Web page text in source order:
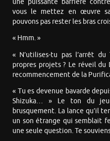
vous le mettez en œuvre
pouvons pas rester les bras
« Hmm. »
« N’utilises-tu pas l’arrêt
propres projets ? Le réveil
recommencement de la
« Tu es devenue bavarde
Shizuka… » Le ton du
brusquement. La lance qu’il
un son étrange qui semblait
une seule question. Te